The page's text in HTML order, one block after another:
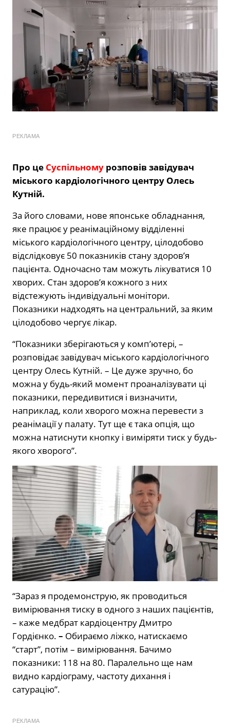
РЕКЛАМА
Про це Суспільному розповівзавідувач
міського кардіологічного центру Олесь
Кутній.
За його словами, нове японське обладнання,
яке працює у реанімаційному відділенні
міського кардіологічного центру, цілодобово
відслідковує 50 показників стану здоров’я
пацієнта. Одночасно там можуть лікуватися 10
хворих. Стан здоров’я кожного з них
відстежують індивідуальні монітори.
Показники надходять на центральний, за яким
цілодобово чергує лікар.
“Показники зберігаються у комп’ютері, –
розповідає завідувач міського кардіологічного
центру Олесь Кутній. – Це дуже зручно, бо
можна у будь-який момент проаналізувати ці
показники, передивитися і визначити,
наприклад, коли хворого можна перевести з
реанімації у палату. Тут ще є така опція, що
можна натиснути кнопку і виміряти тиск у будь-
якого хворого”.
“Зараз я продемонструю, як проводиться
вимірювання тиску в одного з наших пацієнтів,
– каже медбрат кардіоцентру Дмитро
Гордієнко. – Обираємо ліжко, натискаємо
“старт”, потім – вимірювання. Бачимо
показники: 118 на 80. Паралельно ще нам
видно кардіограму, частоту дихання і
сатурацію”.
РЕКЛАМА